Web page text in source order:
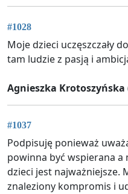
#1028
Moje dzieci uczęszczały
tam ludzie z pasją i
Agnieszka Krotoszyńska
#1037
Podpisuję ponieważ
powinna być wspierana a
dzieci jest najważniejsze.
znaleziony kompromis i